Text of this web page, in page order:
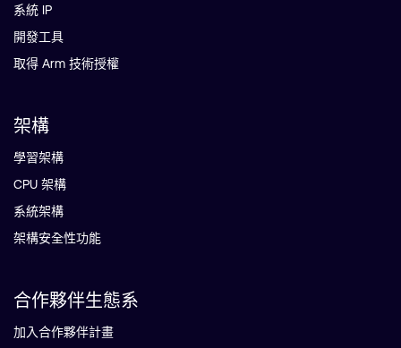
系統 IP
開發工具
取得 Arm 技術授權
架構
學習架構
CPU 架構
系統架構
架構安全性功能
合作夥伴生態系
加入合作夥伴計畫